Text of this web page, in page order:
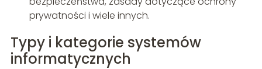
prywatności i wiele innych.
Typy i kategorie systemów
informatycznych